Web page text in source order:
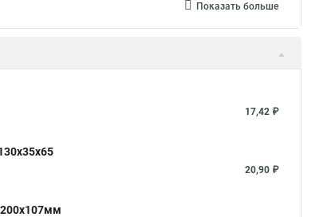
Показать больше
17,42 ₽
20,90 ₽